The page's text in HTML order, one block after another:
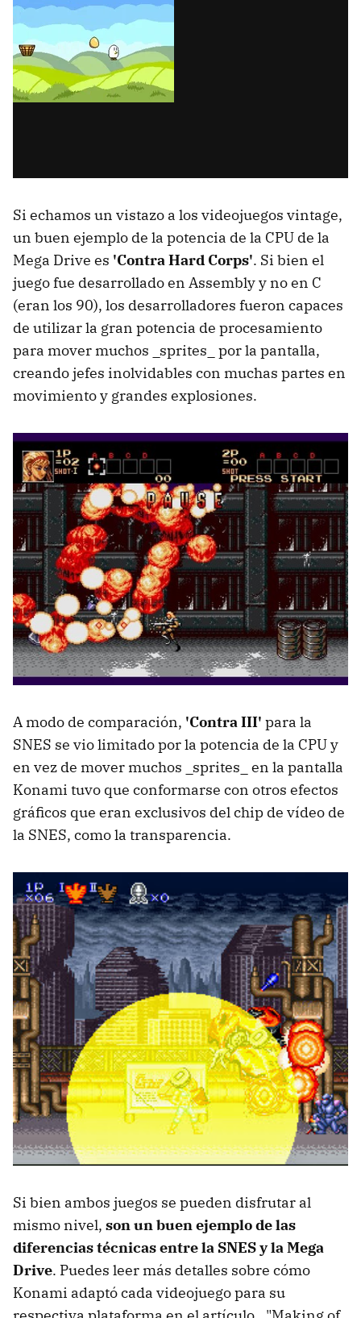
Si echamos un vistazo a los videojuegos vintage,
un buen ejemplo de la potencia de la CPU de la
Mega Drive es 'Contra Hard Corps'. Si bien el
juego fue desarrollado en Assembly y no en C
(eran los 90), los desarrolladores fueron capaces
de utilizar la gran potencia de procesamiento
para mover muchos _sprites_ por la pantalla,
creando jefes inolvidables con muchas partes en
movimiento y grandes explosiones.
A modo de comparación, 'Contra III' para la
SNES se vio limitado por la potencia de la CPU y
en vez de mover muchos _sprites_ en la pantalla
Konami tuvo que conformarse con otros efectos
gráficos que eran exclusivos del chip de vídeo de
la SNES, como la transparencia.
Si bien ambos juegos se pueden disfrutar al
mismo nivel, son un buen ejemplo de las
diferencias técnicas entre la SNES y la Mega
Drive. Puedes leer más detalles sobre cómo
Konami adaptó cada videojuego para su